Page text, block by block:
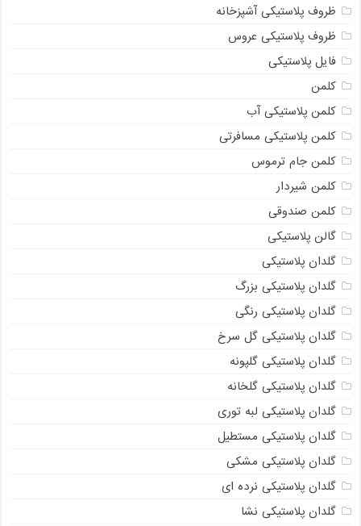
ظروف پلاستیکی آشپزخانه
ظروف پلاستیکی عروس
فایل پلاستیکی
کلمن
کلمن پلاستیکی آب
کلمن پلاستیکی مسافرتی
کلمن جام ترموس
کلمن شیردار
کلمن صندوقی
گالن پلاستیکی
گلدان پلاستیکی
گلدان پلاستیکی بزرگ
گلدان پلاستیکی رنگی
گلدان پلاستیکی گل سرخ
گلدان پلاستیکی گلپونه
گلدان پلاستیکی گلخانه
گلدان پلاستیکی لبه توری
گلدان پلاستیکی مستطیل
گلدان پلاستیکی مشکی
گلدان پلاستیکی نرده ای
گلدان پلاستیکی نشا